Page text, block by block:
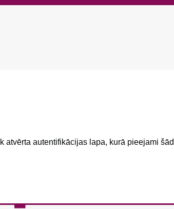
atvērta autentifikācijas lapa, kurā pieejami